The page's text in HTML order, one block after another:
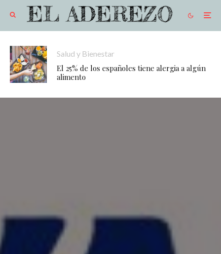
Salud y Bienestar
El 25% de los españoles tiene alergia a algún
alimento